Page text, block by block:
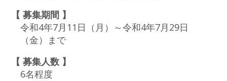
【 募集期間 】
令和4年7月11日（月）～令和4年7月29日
（金）まで
【 募集人数 】
6名程度